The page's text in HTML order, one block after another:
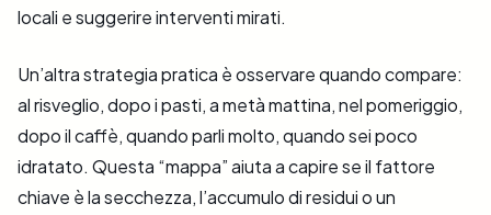
locali e suggerire interventi mirati.
Un’altra strategia pratica è osservare quando compare:
al risveglio, dopo i pasti, a metà mattina, nel pomeriggio,
dopo il caffè, quando parli molto, quando sei poco
idratato. Questa “mappa” aiuta a capire se il fattore
chiave è la secchezza, l’accumulo di residui o un